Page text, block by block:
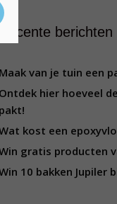
Recente berichten
Maak van je tuin een
Ontdek hier hoeveel
pakt!
kost een
gratis producten
10 bakken Jupiler